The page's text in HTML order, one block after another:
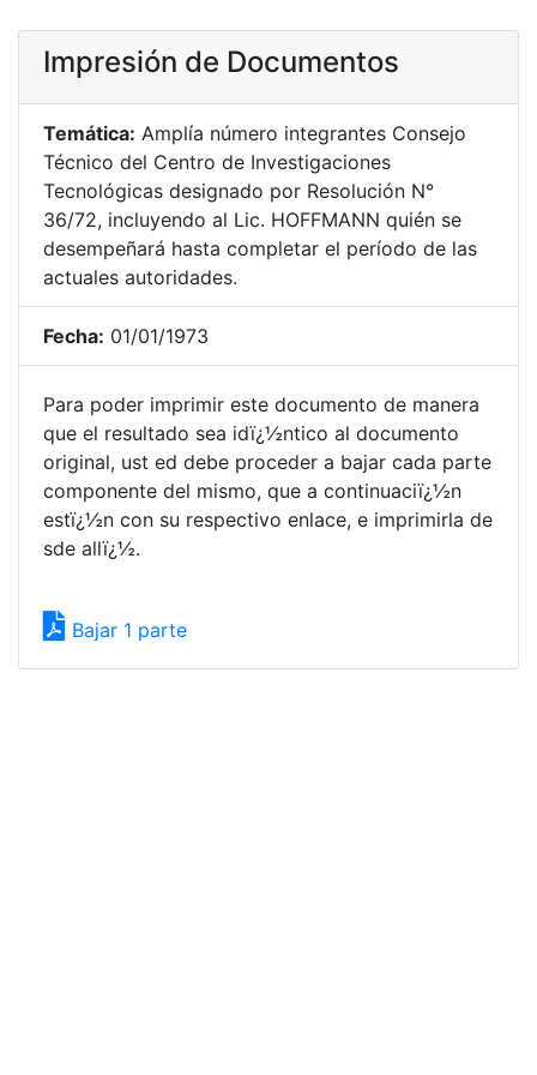
Impresión de Documentos
Temática: Amplía número integrantes Consejo
Técnico del Centro de Investigaciones
Tecnológicas designado por Resolución N°
36/72, incluyendo al Lic. HOFFMANN quién se
desempeñará hasta completar el período de las
actuales autoridades.
Fecha: 01/01/1973
Para poder imprimir este documento de manera
que el resultado sea idï¿½ntico al documento
original, ust ed debe proceder a bajar cada parte
componente del mismo, que a continuaciï¿½n
estï¿½n con su respectivo enlace, e imprimirla de
sde allï¿½.
Bajar 1 parte